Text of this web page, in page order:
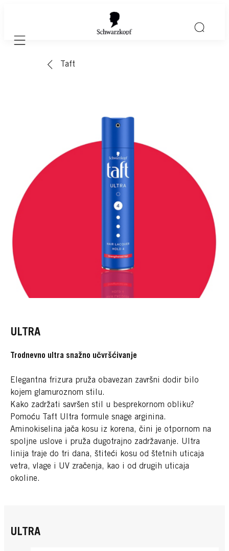
Mobile navigation
Taft
ULTRA
Trodnevno ultra snažno učvršćivanje
Elegantna frizura pruža obavezan završni dodir bilo
kojem glamuroznom stilu.
Kako zadržati savršen stil u besprekornom obliku?
Pomoću Taft Ultra formule snage arginina.
Aminokiselina jača kosu iz korena, čini je otpornom na
spoljne uslove i pruža dugotrajno zadržavanje. Ultra
linija traje do tri dana, štiteći kosu od štetnih uticaja
vetra, vlage i UV zračenja, kao i od drugih uticaja
okoline.
ULTRA